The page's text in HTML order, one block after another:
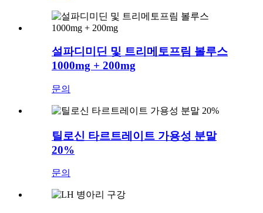
설파디미딘 및 트리메토프림 볼루스
1000mg + 200mg
문의
틸로신 타르트레이트 가용성 분말
20%
문의